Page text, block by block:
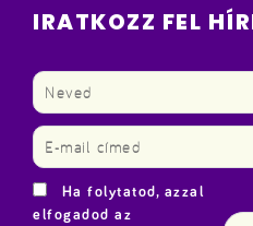
IRATKOZZ FEL
Ha folytatod, azzal
elfogadod az